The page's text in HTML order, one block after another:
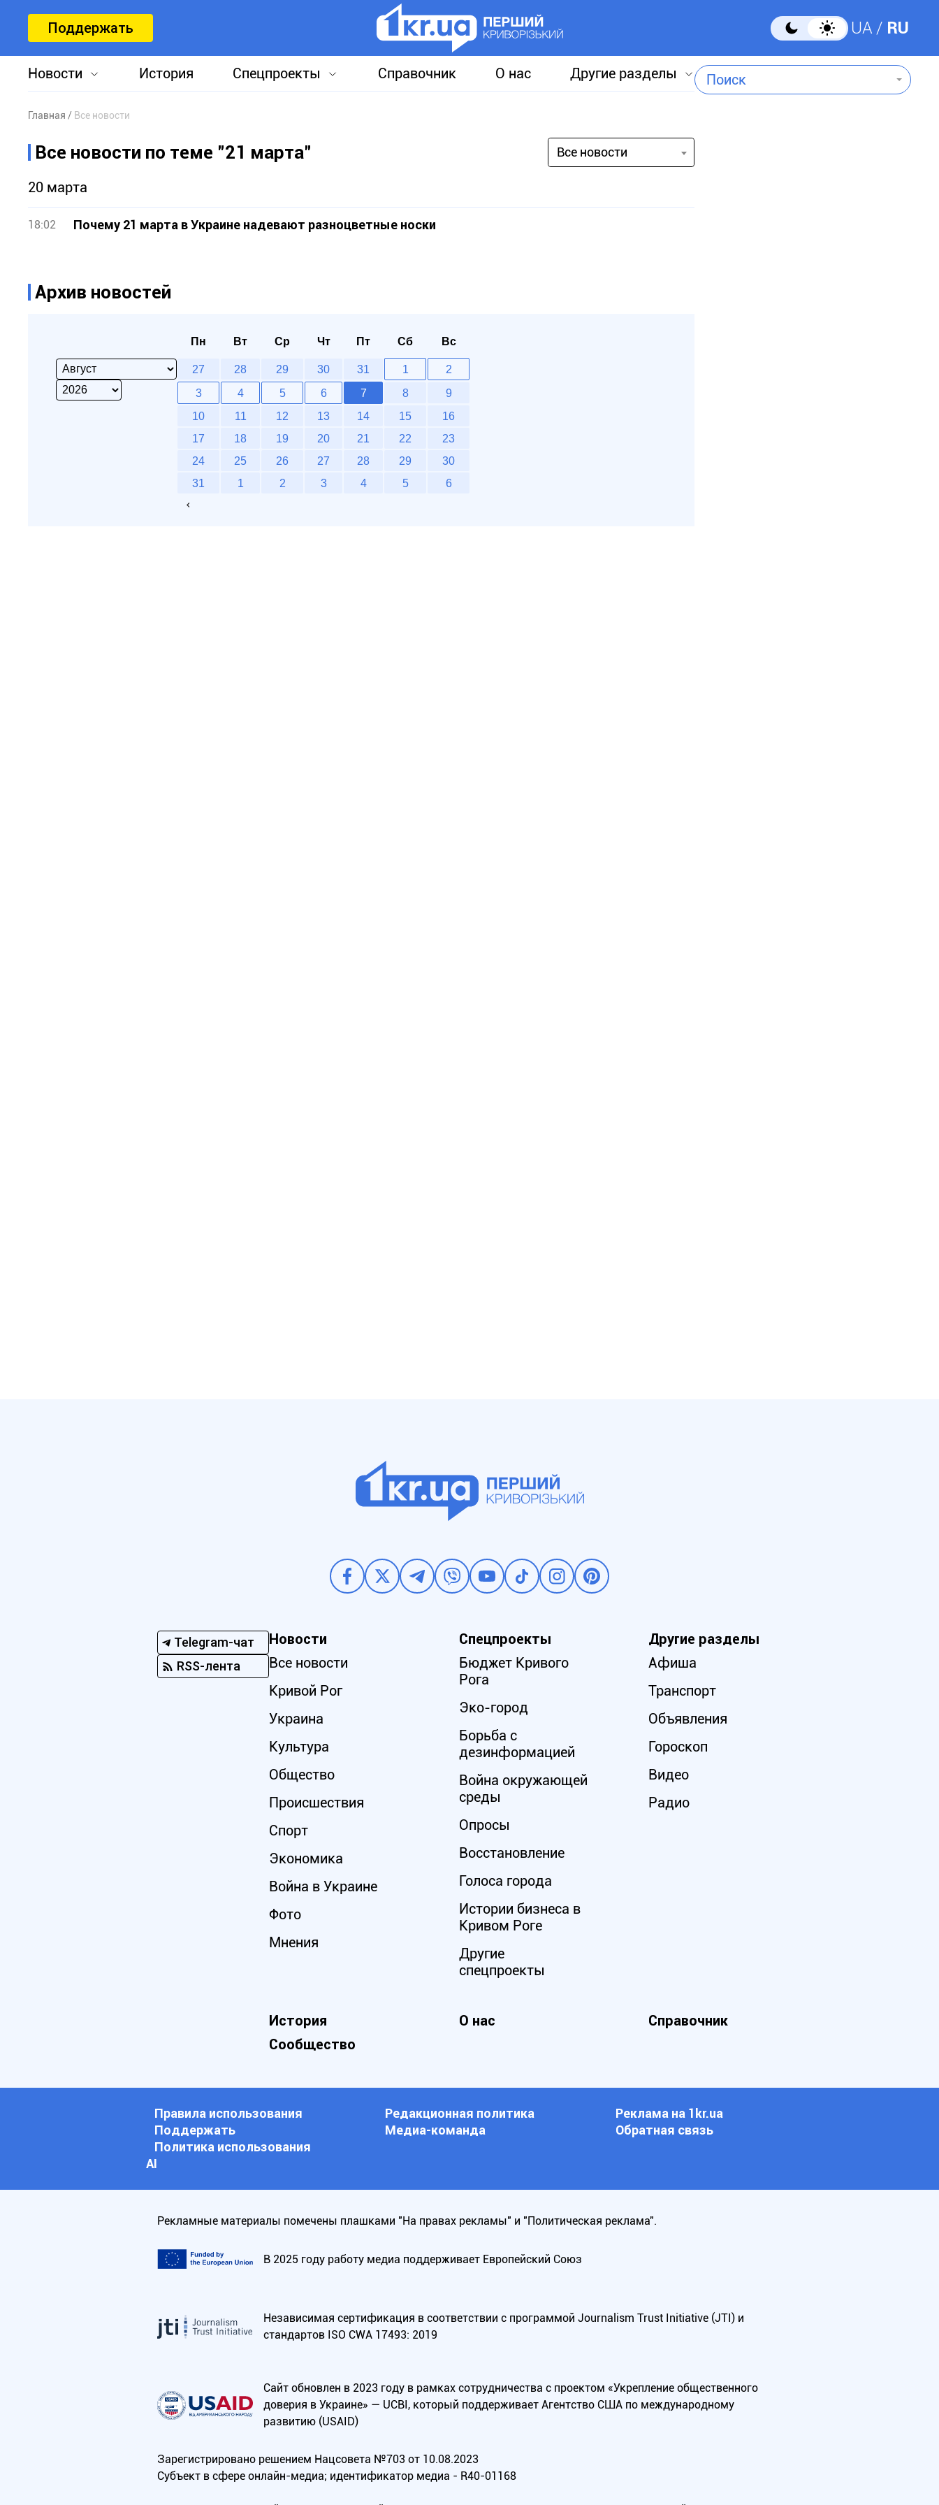
Поддержать UA RU
Новости История Спецпроекты Справочник О нас Другие разделы Поиск
Главная Все новости
Все новости по теме "21 марта" Все новости
20 марта
18:02 Почему 21 марта в Украине надевают разноцветные носки
Архив новостей
Пн Вт Ср Чт Пт Сб Вс
27 28 29 30 31 1
2
3
4 5 6 7 8
9
10
11 12 13 14 15
16
17
18 19 20 21 22
23
24
25 26 27 28 29
30
31
1 2 3 4 5 6
Telegram-чат
RSS-лента
Новости
Все новости
Кривой Рог
Украина
Культура
Общество
Происшествия
Спорт
Экономика
Война в Украине
Фото
Мнения
Спецпроекты
Бюджет Кривого
Рога
Эко-город
Борьба с
дезинформацией
Война окружающей
среды
Опросы
Восстановление
Голоса города
Истории бизнеса в
Кривом Роге
Другие
спецпроекты
Другие разделы
Афиша
Транспорт
Объявления
Гороскоп
Видео
Радио
История О нас
Справочник
Сообщество
Правила использования Редакционная политика
Реклама на 1kr.ua
Поддержать
Медиа-команда
Обратная связь
Политика использования
АI
Рекламные материалы помечены плашками "На правах рекламы" и "Политическая реклама".
В 2025 году работу медиа поддерживает Европейский Союз
Независимая сертификация в соответствии с программой Journalism Trust Initiative (JTI) и
стандартов ISO CWA 17493: 2019
Сайт обновлен в 2023 году в рамках сотрудничества с проектом «Укрепление общественного
доверия в Украине» — UCBI, который поддерживает Агентство США по международному
развитию (USAID)
Зарегистрировано решением Нацсовета №703 от 10.08.2023
Субъект в сфере онлайн-медиа; идентификатор медиа - R40-01168